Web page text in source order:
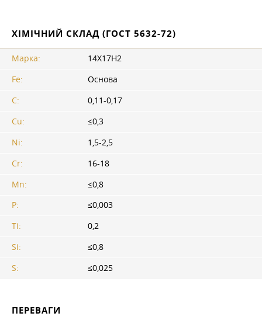
ХІМІЧНИЙ СКЛАД (ГОСТ 5632-72)
Марка:
14Х17Н2
Fe:
Основа
C:
0,11-0,17
Cu:
≤0,3
Ni:
1,5-2,5
Cr:
16-18
Mn:
≤0,8
P:
≤0,003
Ti:
0,2
Si:
≤0,8
S:
≤0,025
ПЕРЕВАГИ